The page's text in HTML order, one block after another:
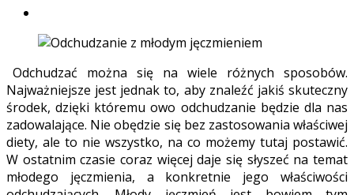
Odchudzać można się na wiele różnych sposobów.
Najważniejsze jest jednak to, aby znaleźć jakiś skuteczny
środek, dzięki któremu owo odchudzanie będzie dla nas
zadowalające. Nie obędzie się bez zastosowania właściwej
diety, ale to nie wszystko, na co możemy tutaj postawić.
W ostatnim czasie coraz więcej daje się słyszeć na temat
młodego jęczmienia, a konkretnie jego właściwości